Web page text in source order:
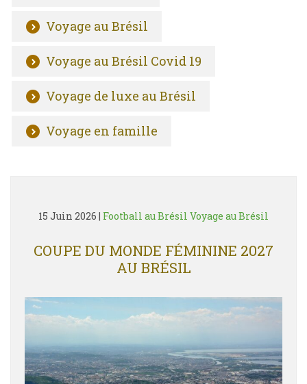
Voyage au Brésil
Voyage au Brésil Covid 19
Voyage de luxe au Brésil
Voyage en famille
15 Juin 2026 | Football au Brésil Voyage au Brésil
COUPE DU MONDE FÉMININE 2027
AU BRÉSIL